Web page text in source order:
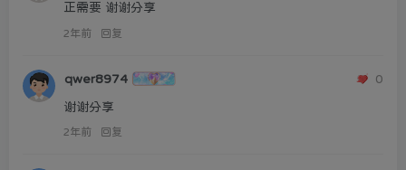
正需要 谢谢分享
2年前 回复
qwer8974 0
谢谢分享
2年前 回复